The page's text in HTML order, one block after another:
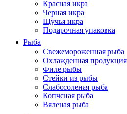
Красная икра
Черная икра
Щучья икра
Подарочная упаковка
Рыба
Свежемороженная рыба
Охлажденная продукция
Филе рыбы
Стейки из рыбы
Слабосоленая рыба
Копченая рыба
Вяленая рыба